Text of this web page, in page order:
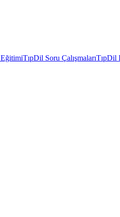
TıpDil Soru ÇalışmalarıTıpDil